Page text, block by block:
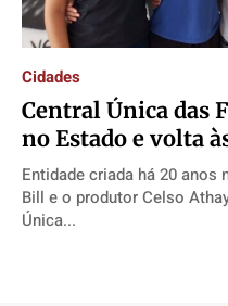
Direitos
Economia
Cultura
Colunas
Caetano Roque
Gustavo Bastos
Jr Mignone (in memorian)
Direitos
Economia
Cultura
Colunas
Caetano Roque
Gustavo Bastos
Jr Mignone (in memorian)
Direitos
Economia
Cultura
Colunas
Caetano Roque
Gustavo Bastos
Jr Mignone (in memorian)
Direitos
Economia
Cultura
Colunas
Caetano Roque
Gustavo Bastos
Jr Mignone (in memorian)
Cidades
Central Única das
no Estado e volta
Entidade criada há 20 anos
Bill e o produtor Celso
Única...